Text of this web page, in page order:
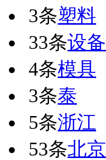
3条塑料
33条设备
4条模具
3条泰
5条浙江
53条北京